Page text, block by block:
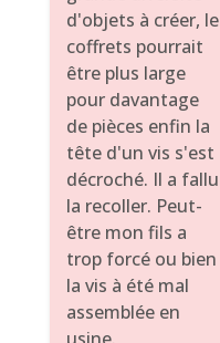
d'objets à créer, le
coffrets pourrait
être plus large
pour davantage
de pièces enfin la
tête d'un vis s'est
décroché. Il a fallu
la recoller. Peut-
être mon fils a
trop forcé ou bien
la vis à été mal
assemblée en